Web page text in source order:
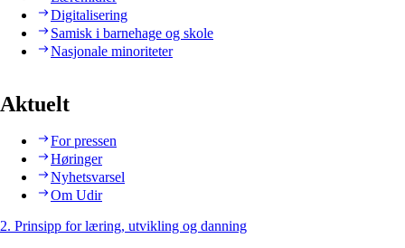
Digitalisering
Samisk i barnehage og skole
Nasjonale minoriteter
Aktuelt
For pressen
Høringer
Nyhetsvarsel
Om Udir
2. Prinsipp for læring, utvikling og danning